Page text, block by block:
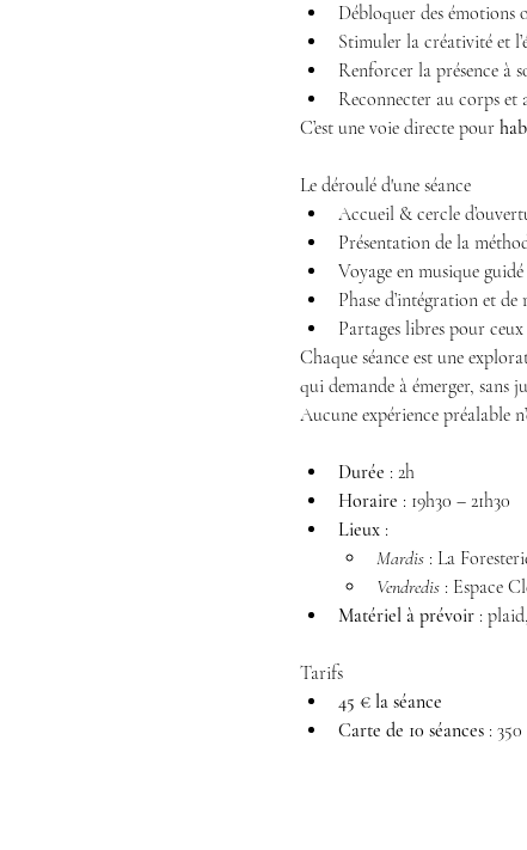
Débloquer des émotions
Stimuler la créativité et
Renforcer la présence à
Reconnecter au corps
C’est une voie directe pour
Le déroulé d'une séance
Accueil & cercle
Présentation de la
Voyage en musique
Phase d’intégration et
Partages libres pour
Chaque séance est une
qui demande à émerger, sans
Aucune expérience préalable
Durée : 2h
Horaire : 19h30 – 21h30
Lieux :
Mardis : La
Vendredis : Espace
Matériel à prévoir :
Tarifs
45 € la séance
Carte de 10 séances : 350